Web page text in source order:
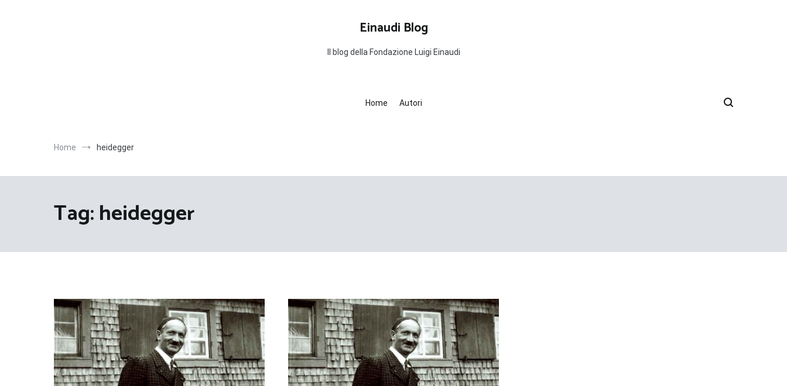
Einaudi Blog
Il blog della Fondazione Luigi Einaudi
Home Autori
Home heidegger
Tag:heidegger